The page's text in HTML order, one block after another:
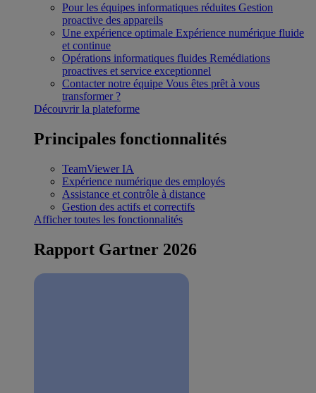
Pour les équipes informatiques réduites Gestion
proactive des appareils
Une expérience optimale Expérience numérique fluide
et continue
Opérations informatiques fluides Remédiations
proactives et service exceptionnel
Contacter notre équipe Vous êtes prêt à vous
transformer ?
Découvrir la plateforme
Principales fonctionnalités
TeamViewer IA
Expérience numérique des employés
Assistance et contrôle à distance
Gestion des actifs et correctifs
Afficher toutes les fonctionnalités
Rapport Gartner 2026